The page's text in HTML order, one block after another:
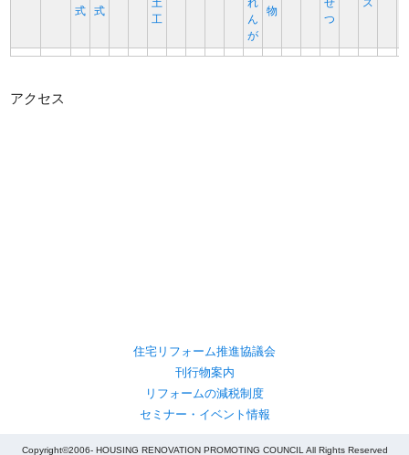
式
式
土
工
れ
ん
が
物
せ
つ
ス
アクセス
住宅リフォーム推進協議会
刊行物案内
リフォームの減税制度
セミナー・イベント情報
Copyright©2006- HOUSING RENOVATION PROMOTING COUNCIL All Rights Reserved